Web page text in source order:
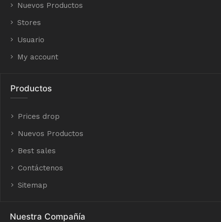
Nuevos Productos
Stores
Usuario
My account
Productos
Prices drop
Nuevos Productos
Best sales
Contáctenos
Sitemap
Nuestra Compañía